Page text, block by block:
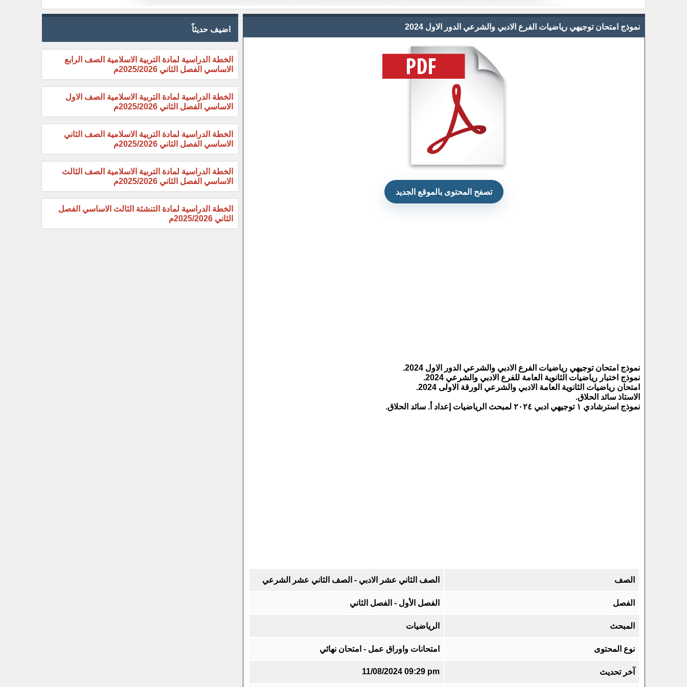
نموذج امتحان توجيهي رياضيات الفرع الادبي والشرعي الدور الاول 2024
تصفح المحتوى بالموقع الجديد
نموذج امتحان توجيهي رياضيات الفرع الادبي والشرعي الدور الاول 2024.
نموذج اختبار رياضيات الثانوية العامة للفرع الادبي والشرعي 2024.
امتحان رياضيات الثانوية العامة الادبي والشرعي الورقة الاولى 2024.
الاستاذ سائد الحلاق.
نموذج استرشادي ١ توجيهي ادبي ٢٠٢٤ لمبحث الرياضيات إعداد أ. سائد الحلاق.
الصف الصف الثاني عشر الادبي - الصف الثاني عشر الشرعي
الفصل الفصل الأول - الفصل الثاني
المبحث الرياضيات
نوع المحتوى امتحانات واوراق عمل - امتحان نهائي
آخر تحديث 11/08/2024 09:29 pm
اضيف حديثاً
الخطة الدراسية لمادة التربية الاسلامية الصف الرابع
الاساسي الفصل الثاني 2025/2026م
الخطة الدراسية لمادة التربية الاسلامية الصف الاول
الاساسي الفصل الثاني 2025/2026م
الخطة الدراسية لمادة التربية الاسلامية الصف الثاني
الاساسي الفصل الثاني 2025/2026م
الخطة الدراسية لمادة التربية الاسلامية الصف الثالث
الاساسي الفصل الثاني 2025/2026م
الخطة الدراسية لمادة التنشئة الثالث الاساسي الفصل
الثاني 2025/2026م